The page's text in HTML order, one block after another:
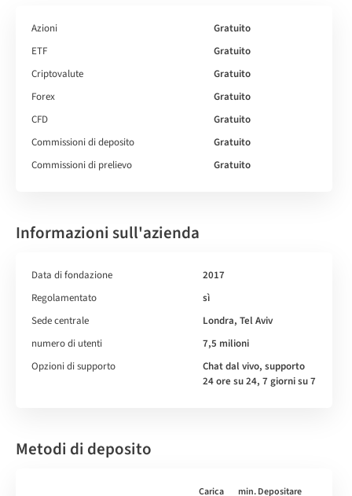
Azioni
Gratuito
ETF
Gratuito
Criptovalute
Gratuito
Forex
Gratuito
CFD
Gratuito
Commissioni di deposito
Gratuito
Commissioni di prelievo
Gratuito
Informazioni sull'azienda
Data di fondazione
2017
Regolamentato
sì
Sede centrale
Londra, Tel Aviv
numero di utenti
7,5 milioni
Opzioni di supporto
Chat dal vivo, supporto
24 ore su 24, 7 giorni su 7
Metodi di deposito
Carica min. Depositare